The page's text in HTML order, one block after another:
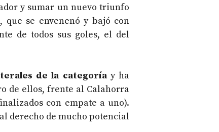
y sumar un nuevo triunfo
se envenenó y bajó con
de todos sus goles, el del
de la categoríay ha
de ellos, frente al Calahorra
con empate a uno).
derecho de mucho potencial